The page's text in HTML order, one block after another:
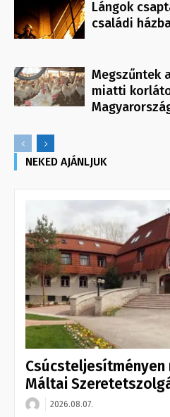
Lángok
családi
Megszűntek
miatti
NEKED AJÁNLJUK
Csúcsteljesítményen
Máltai
2026.08.07.